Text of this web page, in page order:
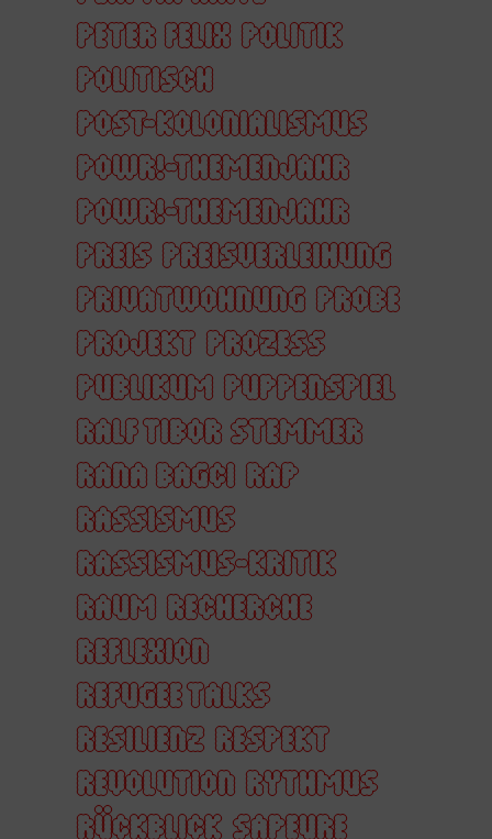
PETER FELIX POLITIK
POLITISCH
POST-KOLONIALISMUS
POWR!-THEMENJAHR
POWR!-THEMENJAHR
PREIS PREISVERLEIHUNG
PRIVATWOHNUNG PROBE
PROJEKT PROZESS
PUBLIKUM PUPPENSPIEL
RALF TIBOR STEMMER
RANA BAGCI RAP
RASSISMUS
RASSISMUS-KRITIK
RAUM RECHERCHE
REFLEXION
REFUGEE TALKS
RESILIENZ RESPEKT
REVOLUTION RYTHMUS
RÜCKBLICK SAPEURE